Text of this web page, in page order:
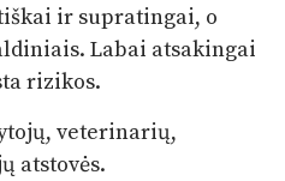
ir supratingai, o
Labai atsakingai
rizikos.
veterinarių,
atstovės.